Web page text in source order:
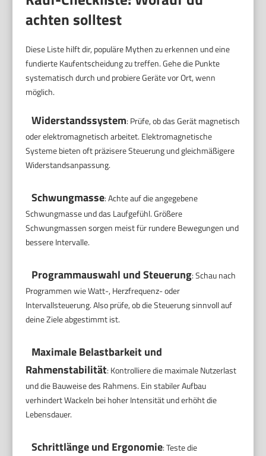
achten solltest
Diese Liste hilft dir, populäre Mythen zu erkennen und eine
fundierte Kaufentscheidung zu treffen. Gehe die Punkte
systematisch durch und probiere Geräte vor Ort, wenn
möglich.
Widerstandssystem: Prüfe, ob das Gerät magnetisch
oder elektromagnetisch arbeitet. Elektromagnetische
Systeme bieten oft präzisere Steuerung und gleichmäßigere
Widerstandsanpassung.
Schwungmasse: Achte auf die angegebene
Schwungmasse und das Laufgefühl. Größere
Schwungmassen sorgen meist für rundere Bewegungen und
bessere Intervalle.
Programmauswahl und Steuerung: Schau nach
Programmen wie Watt-, Herzfrequenz- oder
Intervallsteuerung. Also prüfe, ob die Steuerung sinnvoll auf
deine Ziele abgestimmt ist.
Maximale Belastbarkeit und
Rahmenstabilität: Kontrolliere die maximale Nutzerlast
und die Bauweise des Rahmens. Ein stabiler Aufbau
verhindert Wackeln bei hoher Intensität und erhöht die
Lebensdauer.
Schrittlänge und Ergonomie: Teste die